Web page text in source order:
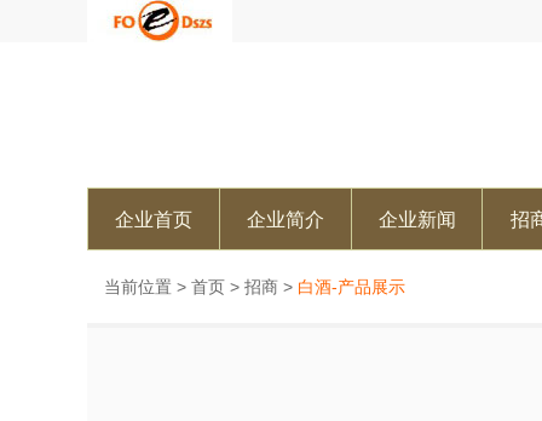
企业首页 企业简介 企业新闻 招
当前位置 > 首页 > 招商 > 白酒-产品展示